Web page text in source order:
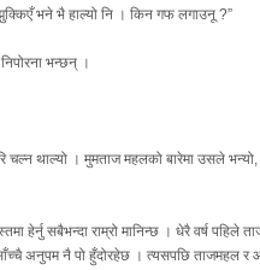
भने भै हाल्यो नि । किन गफ लगाउनू ?”
भन्छन् ।
चल्न थाल्यो । मुमताज महलको बारेमा उसले भन्यो,
हेर्नु सबैभन्दा राम्रो मानिन्छ । धेरै वर्ष पहिले
अनुपम नै पो हुँदोरहेछ । त्यसपछि ताजमहल र